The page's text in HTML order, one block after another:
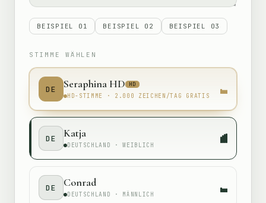
BEISPIEL 01 BEISPIEL 02 BEISPIEL 03
STIMME WÄHLEN
DE Seraphina HD HD
HD-STIMME · 2.000 ZEICHEN/TAG GRATIS
DE Katja
DEUTSCHLAND · WEIBLICH
DE Conrad
DEUTSCHLAND · MÄNNLICH